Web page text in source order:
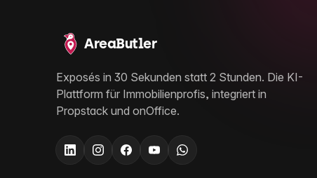
AreaButler
Exposés in 30 Sekunden statt 2 Stunden. Die KI-
Plattform für Immobilienprofis, integriert in
Propstack und onOffice.